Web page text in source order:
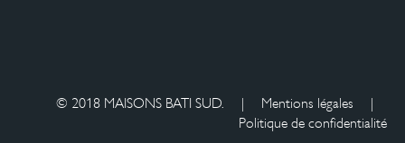
© 2018 MAISONS BATI SUD. | Mentions légales
|
Politique de confidentialité